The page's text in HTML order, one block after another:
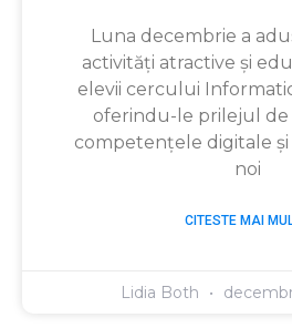
Luna decembrie a
activități atractive și
elevii cercului
oferindu-le prilejul de
competențele digitale și
noi
CITESTE MAI
Lidia Both